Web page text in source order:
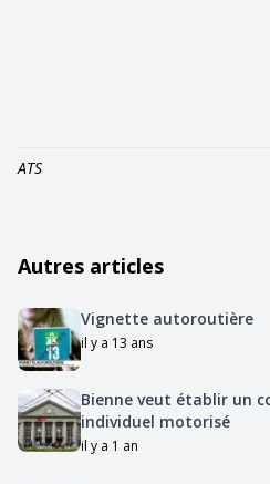
ATS
Autres articles
Vignette autoroutière
il y a 13 ans
Bienne veut établir un
individuel motorisé
il y a 1 an